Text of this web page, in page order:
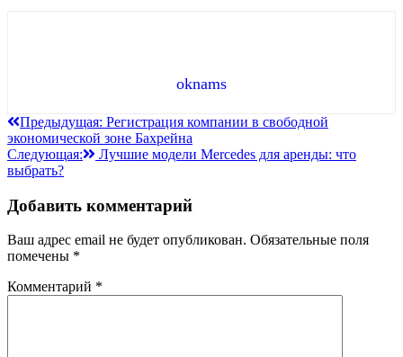
oknams
Навигация
по
записям
Предыдущая: Регистрация компании в свободной
экономической зоне Бахрейна
Следующая:
Лучшие модели Mercedes для аренды: что
выбрать?
Добавить комментарий
Ваш адрес email не будет опубликован. Обязательные поля
помечены *
Комментарий *